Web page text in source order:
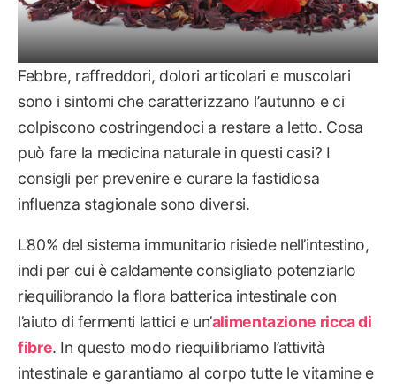
Febbre, raffreddori, dolori articolari e muscolari
sono i sintomi che caratterizzano l’autunno e ci
colpiscono costringendoci a restare a letto. Cosa
può fare la medicina naturale in questi casi? I
consigli per prevenire e curare la fastidiosa
influenza stagionale sono diversi.
L’80% del sistema immunitario risiede nell’intestino,
indi per cui è caldamente consigliato potenziarlo
riequilibrando la flora batterica intestinale con
l’aiuto di fermenti lattici e un’alimentazione ricca di
fibre. In questo modo riequilibriamo l’attività
intestinale e garantiamo al corpo tutte le vitamine e